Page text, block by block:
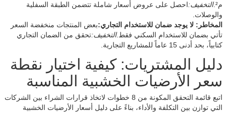
م².
التخفيف:احصل على عروض أسعار شاملة تتضمن الطبقة السفلية
والوصلات.
المخاطر: لا يوجد ضمان للاستخدام التجاري:بعض المنتجات منخفضة السعر
تأتي بضمان للاستخدام السكني فقط.التخفيف:تحقق من الضمان التجاري
كتابياً، بحد أدنى 15 عاماً للمشاريع التجارية.
دليل المشتريات: كيفية اختيار نقطة
سعر الأرضيات الخشبية المناسبة
اتبع قائمة التحقق المكونة من 8 خطوات لاتخاذ قرارات الشراء بين الشركات
التي توازن بين التكلفة والأداء، بناءً على دليل أسعار الأرضيات الخشبية